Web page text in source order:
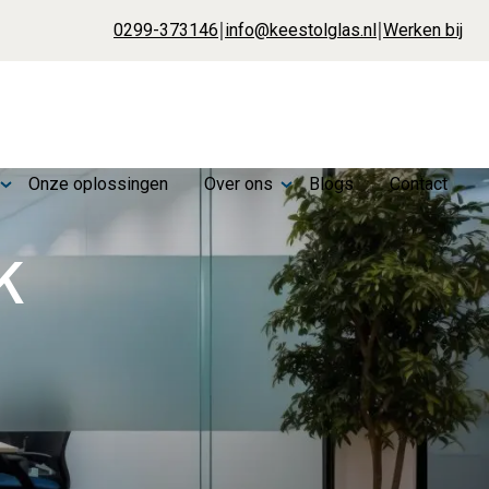
0299-373146|info@keestolglas.nl|Werken bij
Onze oplossingen Over ons Blogs Contact